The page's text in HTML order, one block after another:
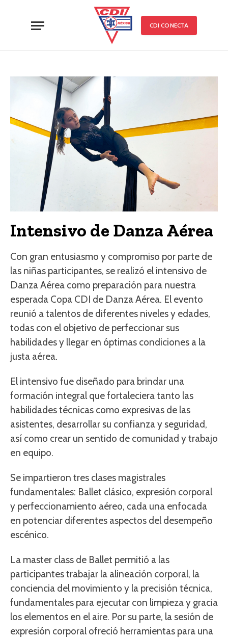
CDI CONECTA
Intensivo de Danza Aérea
Con gran entusiasmo y compromiso por parte de
las niñas participantes, se realizó el intensivo de
Danza Aérea como preparación para nuestra
esperada Copa CDI de Danza Aérea. El evento
reunió a talentos de diferentes niveles y edades,
todas con el objetivo de perfeccionar sus
habilidades y llegar en óptimas condiciones a la
justa aérea.
El intensivo fue diseñado para brindar una
formación integral que fortaleciera tanto las
habilidades técnicas como expresivas de las
asistentes, desarrollar su confianza y seguridad,
así como crear un sentido de comunidad y trabajo
en equipo.
Se impartieron tres clases magistrales
fundamentales: Ballet clásico, expresión corporal
y perfeccionamiento aéreo, cada una enfocada
en potenciar diferentes aspectos del desempeño
escénico.
La master class de Ballet permitió a las
participantes trabajar la alineación corporal, la
conciencia del movimiento y la precisión técnica,
fundamentales para ejecutar con limpieza y gracia
los elementos en el aire. Por su parte, la sesión de
expresión corporal ofreció herramientas para una